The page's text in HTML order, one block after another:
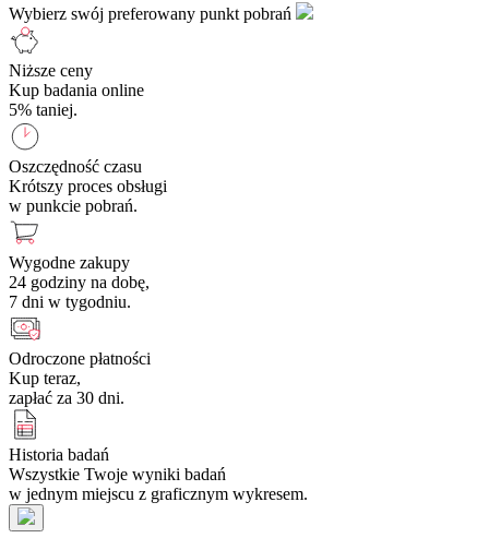
Wybierz swój preferowany punkt pobrań
Niższe ceny
Kup badania online
5% taniej.
Oszczędność czasu
Krótszy proces obsługi
w punkcie pobrań.
Wygodne zakupy
24 godziny na dobę,
7 dni w tygodniu.
Odroczone płatności
Kup teraz,
zapłać za 30 dni.
Historia badań
Wszystkie Twoje wyniki badań
w jednym miejscu z graficznym wykresem.